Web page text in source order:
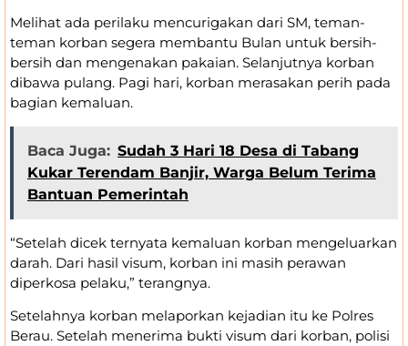
Melihat ada perilaku mencurigakan dari SM, teman-
teman korban segera membantu Bulan untuk bersih-
bersih dan mengenakan pakaian. Selanjutnya korban
dibawa pulang. Pagi hari, korban merasakan perih pada
bagian kemaluan.
Baca Juga: Sudah 3 Hari 18 Desa di Tabang
Kukar Terendam Banjir, Warga Belum Terima
Bantuan Pemerintah
“Setelah dicek ternyata kemaluan korban mengeluarkan
darah. Dari hasil visum, korban ini masih perawan
diperkosa pelaku,” terangnya.
Setelahnya korban melaporkan kejadian itu ke Polres
Berau. Setelah menerima bukti visum dari korban, polisi